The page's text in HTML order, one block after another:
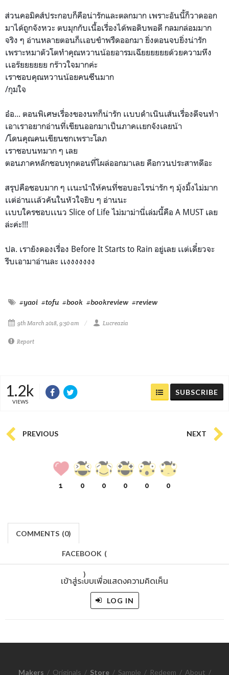
ส่วนคอมิคส์ประกอบก็คือน่ารักและตลกมาก เพราะอันนี้ก็วาดออก
มาได้ถูกจังหวะ ตบมุกกับเนื้อเรื่องได้พอดิบพอดี กลมกล่อมมาก
จริง ๆ อ่านหลายตอนก็เเอบขำพรืดออกมา ยิ่งตอนจบยิ่งน่ารัก
เพราะหมาตัวโตทำคุณหวานน้อยอารมเฉียยยยยยด้วยความหึง
เเอร๊ยยยยยย กร๊าวใจมากค่ะ
เราชอบคุณหวานน้อยคนซึนมาก
/กุมใจ
อ๋อ... ตอนพิเศษเรื่องของนทก็น่ารัก เเบบดำเนินเส้นเรื่องดีจนทำ
เอาเราอยากอ่านที่เขียนออกมาเป็นภาคเเยกจังเลยน้า
/โดนคุณคนเขียนชกเพราะโลภ
เราชอบนทมาก ๆ เลย
ตอนภาคหลักชอบทุกตอนที่โผล่ออกมาเลย คือกวนประสาทดีอะ
สรุปคือชอบมาก ๆ เเนะนำให้คนที่ชอบอะไรน่ารัก ๆ มุ้งมิ้งไม่มาก
เเต่อ่านเเล้วคันในหัวใจยิบ ๆ อ่านนะ
เเบบใครชอบเเนว Slice of Life ไม่มาม่านี่เล่มนี้คือ A MUST เลย
ล่ะค่ะ!!!
ปล. เรายังดองเรื่อง Before It Starts to Rain อยู่เลย เเต่เดี๋ยวจะ
รีบเอามาอ่านละ เเงงงงงงง
#yaoi #tofu #book #bookreview #review
9th March 2018, 9:50 am Lucreazia
Report
1.2k
VIEWS
SUBSCRIBE
PREVIOUS NEXT
1 0 0 0 0 0
COMMENTS (0)
FACEBOOK (
)
เข้าสู่ระบบเพื่อแสดงความคิดเห็น
LOG IN
Makers / Originals / Store / Sample / Redeem / About /